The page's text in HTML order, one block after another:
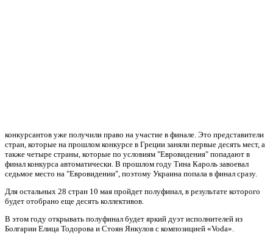
конкурсантов уже получили право на участие в финале. Это представители
стран, которые на прошлом конкурсе в Греции заняли первые десять мест, а
также четыре страны, которые по условиям "Евровидения" попадают в
финал конкурса автоматически. В прошлом году Тина Кароль завоевал
седьмое место на "Евровидении", поэтому Украина попала в финал сразу.
Для остальных 28 стран 10 мая пройдет полуфинал, в результате которого
будет отобрано еще десять коллективов.
В этом году открывать полуфинал будет яркий дуэт исполнителей из
Болгарии Елица Тодорова и Стоян Янкулов с композицией «Voda».